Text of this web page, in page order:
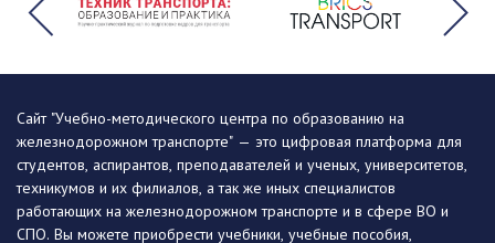
Сайт "Учебно-методического центра по образованию на
железнодорожном транспорте" — это цифровая платформа для
студентов, аспирантов, преподавателей и ученых, университетов,
техникумов и их филиалов, а так же иных специалистов
работающих на железнодорожном транспорте и в сфере ВО и
СПО. Вы можете приобрести учебники, учебные пособия,